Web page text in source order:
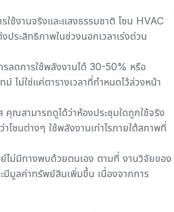
ช้งานจริงและแสงธรรมชาติ โซน HVAC
ระสิทธิภาพในช่วงนอกเวลาเร่งด่วน
ลดการใช้พลังงานได้ 30-50% หรือ
ม่ใช่แค่ตารางเวลาที่กำหนดไว้ล่วงหน้า
คุณสามารถดูได้ว่าห้องประชุมใดถูกใช้จริง
ซนต่างๆ ใช้พลังงานเท่าไรภายใต้สภาพที่
ไม่มีทางพบด้วยตนเอง ตามที่ งานวิจัยของ
มีมูลค่าทรัพย์สินเพิ่มขึ้น เนื่องจากการ